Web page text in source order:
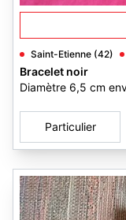
Saint-Etienne (42)
Bracelet noir
Diamètre 6,5 cm
Particulier